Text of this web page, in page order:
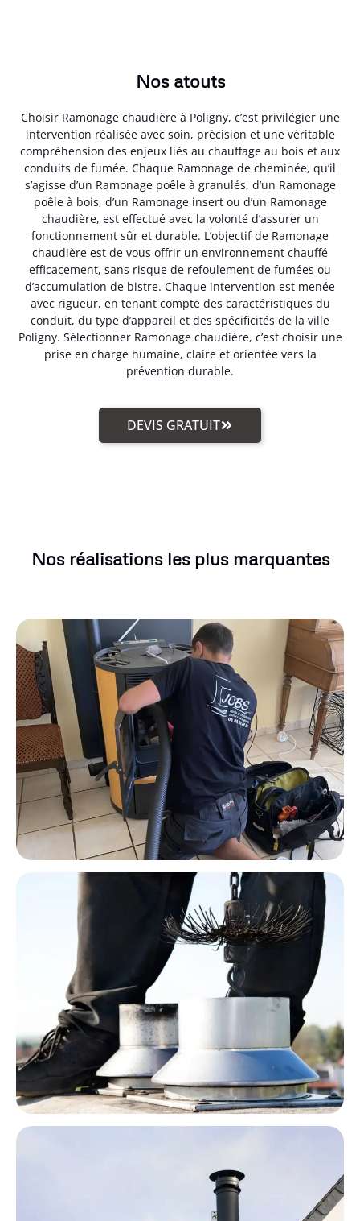
Nos atouts
Choisir Ramonage chaudière à Poligny, c’est privilégier une
intervention réalisée avec soin, précision et une véritable
compréhension des enjeux liés au chauffage au bois et aux
conduits de fumée. Chaque Ramonage de cheminée, qu’il
s’agisse d’un Ramonage poêle à granulés, d’un Ramonage
poêle à bois, d’un Ramonage insert ou d’un Ramonage
chaudière, est effectué avec la volonté d’assurer un
fonctionnement sûr et durable. L’objectif de Ramonage
chaudière est de vous offrir un environnement chauffé
efficacement, sans risque de refoulement de fumées ou
d’accumulation de bistre. Chaque intervention est menée
avec rigueur, en tenant compte des caractéristiques du
conduit, du type d’appareil et des spécificités de la ville
Poligny. Sélectionner Ramonage chaudière, c’est choisir une
prise en charge humaine, claire et orientée vers la
prévention durable.
DEVIS GRATUIT
Nos réalisations les plus marquantes